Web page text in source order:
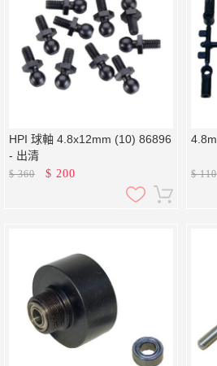
HPI 球軸 4.8x12mm (10) 86896
- 出清
$360 $ 200 $110